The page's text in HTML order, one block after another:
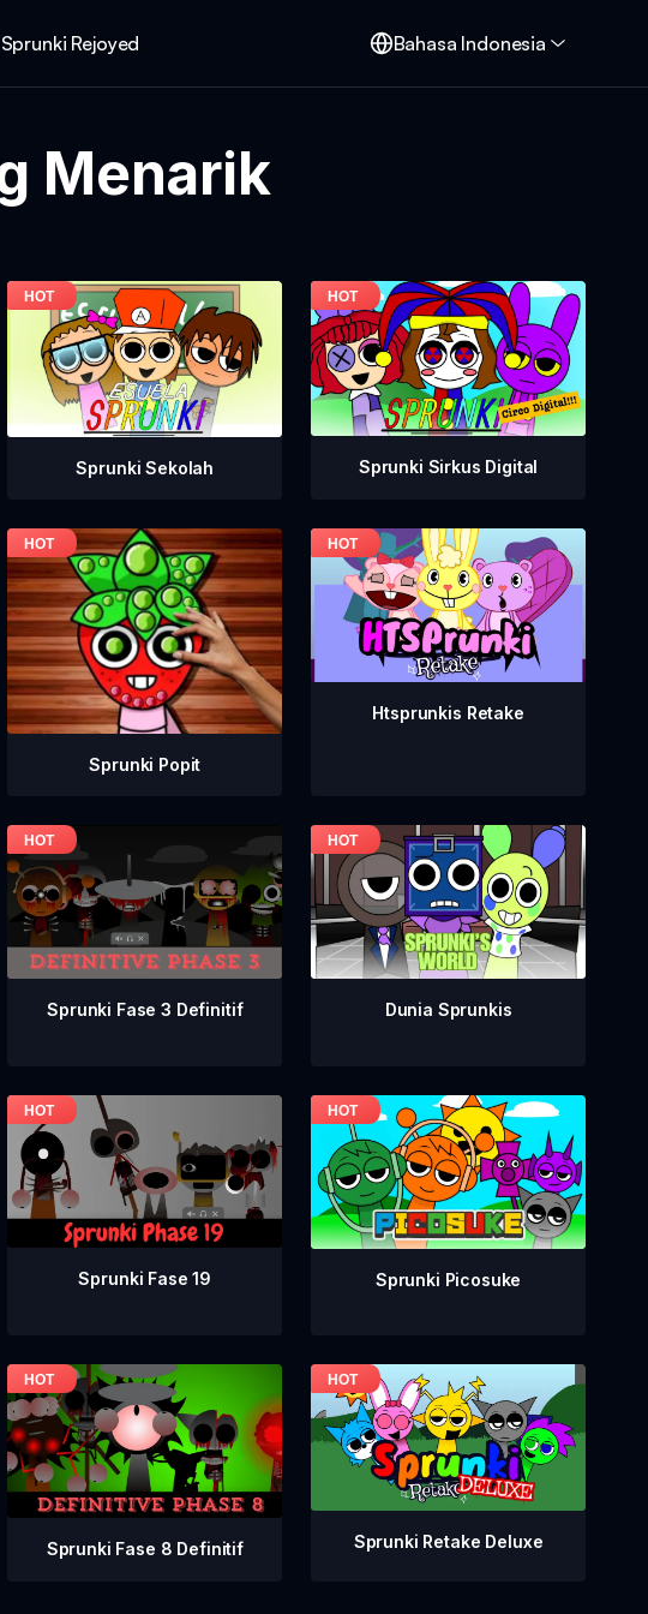
Sprunki Rejoyed Bahasa Indonesia
Menarik
Sprunki Sekolah Sprunki Sirkus Digital
Sprunki Popit
Htsprunkis Retake
Sprunki Fase 3 Definitif Dunia Sprunkis
Sprunki Fase 19 Sprunki Picosuke
Sprunki Fase 8 Definitif Sprunki Retake Deluxe